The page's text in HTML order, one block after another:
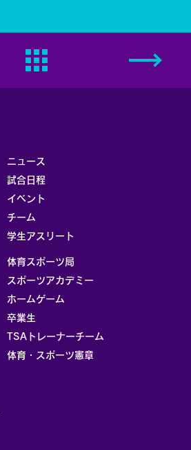
ニュース
試合日程
イベント
チーム
学生アスリート
体育スポーツ局
スポーツアカデミー
ホームゲーム
卒業生
TSAトレーナーチーム
体育・スポーツ憲章